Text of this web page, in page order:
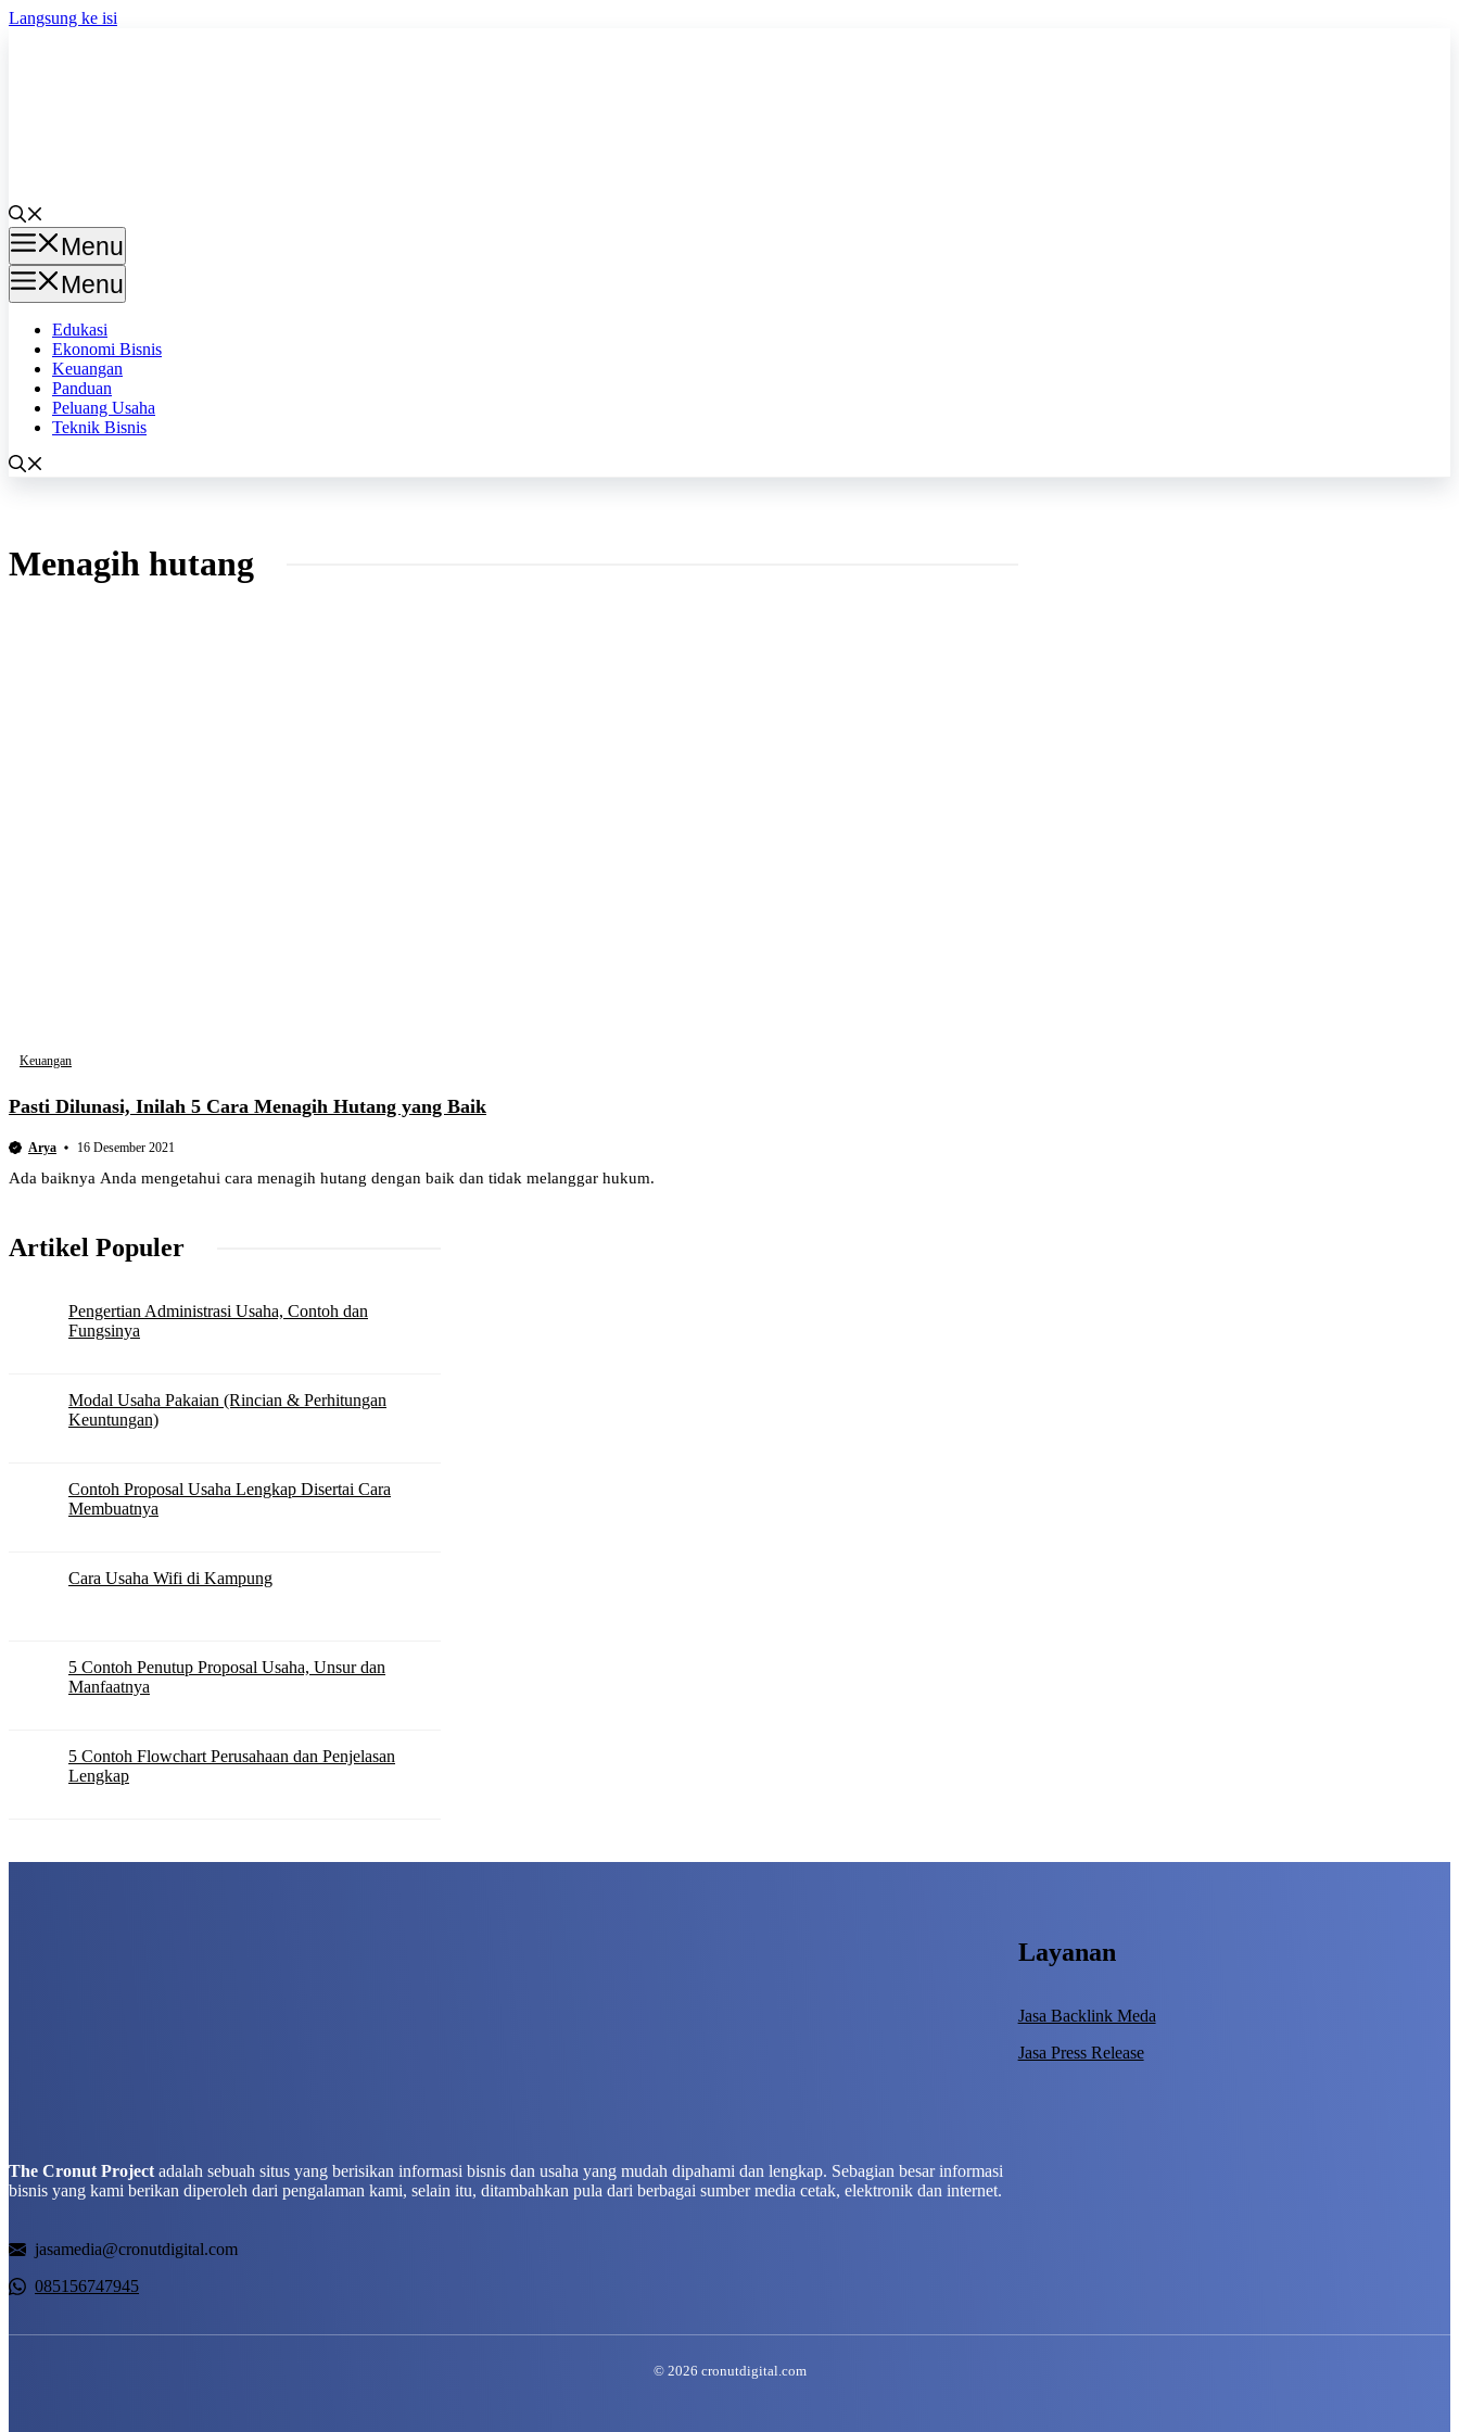
Langsung ke isi
Menu
Menu
Edukasi
Ekonomi Bisnis
Keuangan
Panduan
Peluang Usaha
Teknik Bisnis
Menagih hutang
Keuangan
Pasti Dilunasi, Inilah 5 Cara Menagih Hutang yang Baik
Arya 16 Desember 2021
Ada baiknya Anda mengetahui cara menagih hutang dengan baik dan tidak melanggar hukum.
Artikel Populer
Pengertian Administrasi Usaha, Contoh dan
Fungsinya
Modal Usaha Pakaian (Rincian & Perhitungan
Keuntungan)
Contoh Proposal Usaha Lengkap Disertai Cara
Membuatnya
Cara Usaha Wifi di Kampung
5 Contoh Penutup Proposal Usaha, Unsur dan
Manfaatnya
5 Contoh Flowchart Perusahaan dan Penjelasan
Lengkap
The Cronut Project adalah sebuah situs yang berisikan informasi bisnis dan usaha yang mudah dipahami dan lengkap. Sebagian besar informasi
bisnis yang kami berikan diperoleh dari pengalaman kami, selain itu, ditambahkan pula dari berbagai sumber media cetak, elektronik dan internet.
jasamedia@cronutdigital.com
085156747945
Layanan
Jasa Backlink Meda
Jasa Press Release
© 2026 cronutdigital.com